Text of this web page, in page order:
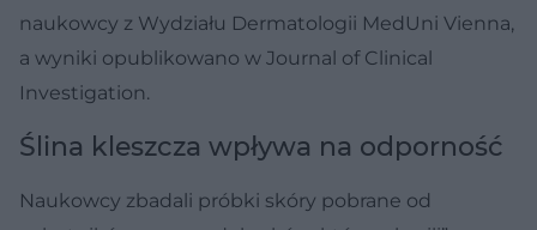
naukowcy z Wydziału Dermatologii MedUni Vienna,
a wyniki opublikowano w Journal of Clinical
Investigation.
Ślina kleszcza wpływa na odporność
Naukowcy zbadali próbki skóry pobrane od